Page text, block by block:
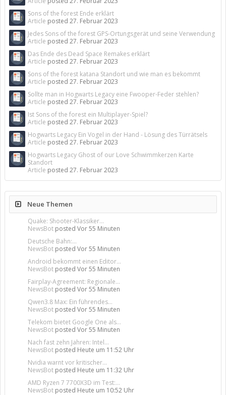
Sons of the forest Ende erklärt
Article posted 27. Februar 2023
Jedes Sons of the forest GPS-Ortungsgerät und seine Verwendung
Article posted 27. Februar 2023
Das Ende des Dead Space Remakes erklärt
Article posted 27. Februar 2023
Sons of the forest katana Standort und wie man es bekommt
Article posted 27. Februar 2023
Sollte man in Hogwarts Legacy eine Fwooper-Feder stehlen?
Article posted 27. Februar 2023
Ist Sons of the forest ein Multiplayer-Spiel?
Article posted 27. Februar 2023
Hogwarts Legacy Ein Vogel in der Hand - Lösung des Türrätsels
Article posted 27. Februar 2023
Hogwarts Legacy Ghost of our Love Schwimmkerzen Karte
Standort
Article posted 27. Februar 2023
Neue Themen
Quake: Shooter-Klassiker...
NewsBot posted Vor 55 Minuten
Deutsche Bahn:...
NewsBot posted Vor 55 Minuten
Android bekommt einen Editor...
NewsBot posted Vor 55 Minuten
Fairplay-Agreement: Regionale...
NewsBot posted Vor 55 Minuten
Qwen3.8 Max: Ein führendes...
NewsBot posted Vor 55 Minuten
Telekom bietet Google One als...
NewsBot posted Vor 55 Minuten
Nach fast zehn Jahren: Intel...
NewsBot posted Heute um 11:52 Uhr
Nvidia warnt vor kritischer...
NewsBot posted Heute um 11:32 Uhr
AMD Ryzen 7 7700X3D im Test:...
NewsBot posted Heute um 10:52 Uhr